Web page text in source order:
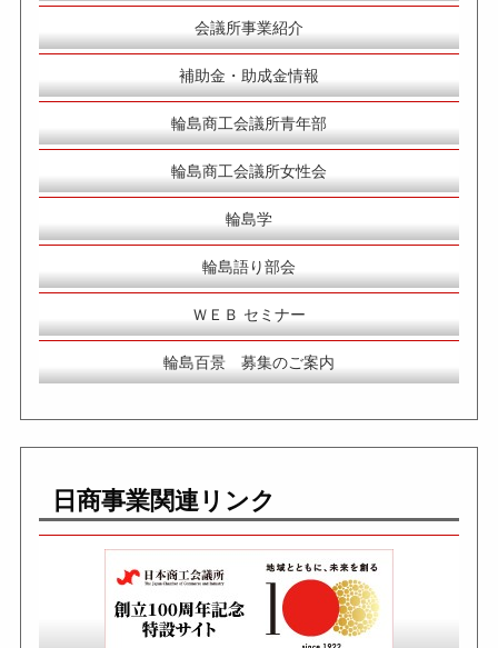
会議所事業紹介
補助金・助成金情報
輪島商工会議所青年部
輪島商工会議所女性会
輪島学
輪島語り部会
ＷＥＢ セミナー
輪島百景 募集のご案内
日商事業関連リンク